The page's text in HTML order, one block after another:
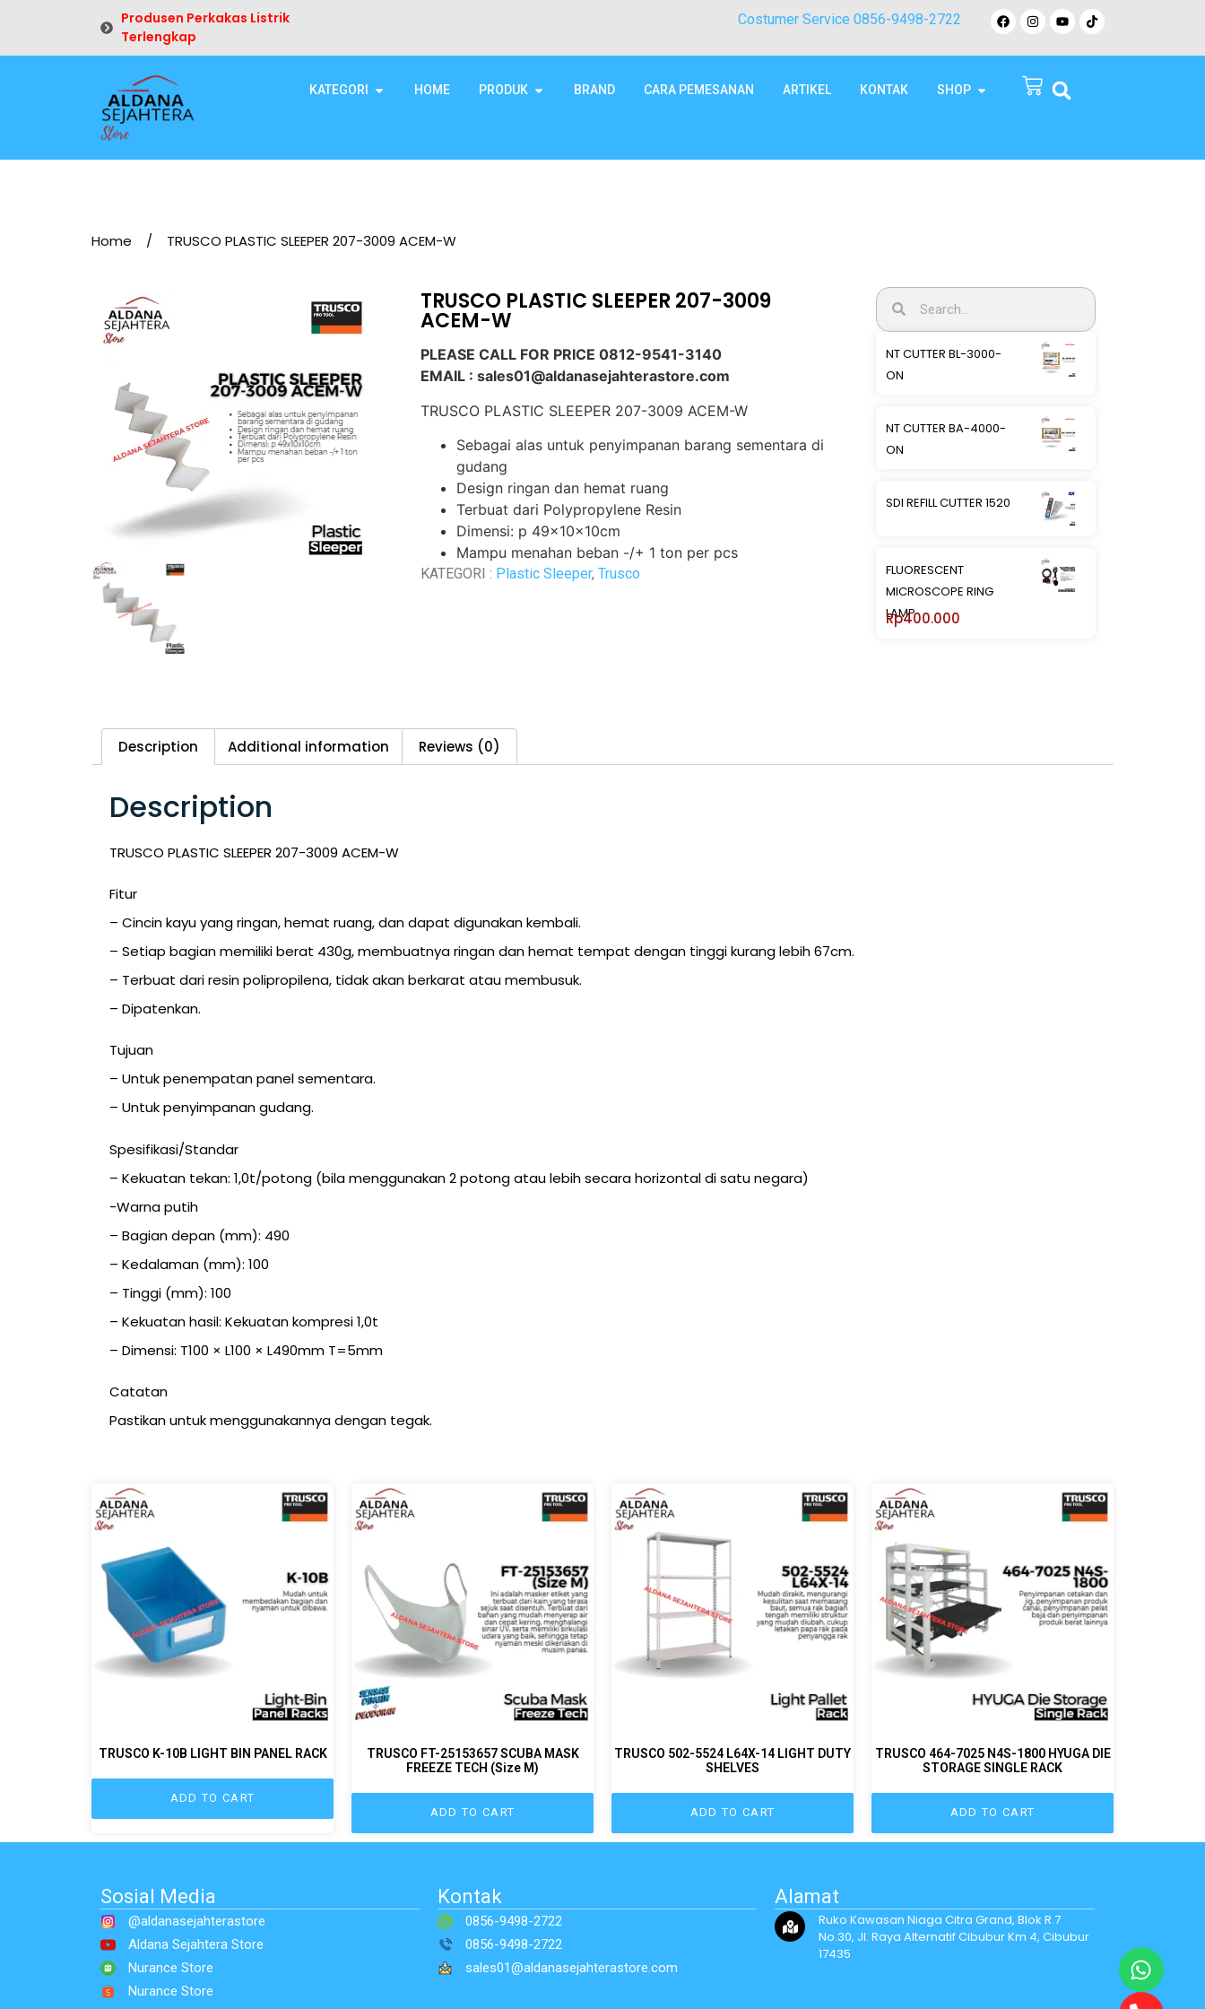
Produsen Perkakas Listrik
Terlengkap
Costumer Service 0856-9498-2722
KATEGORI HOME PRODUK BRAND CARA PEMESANAN ARTIKEL KONTAK SHOP
Home / TRUSCO PLASTIC SLEEPER 207-3009 ACEM-W
TRUSCO PLASTIC SLEEPER 207-3009
ACEM-W
PLEASE CALL FOR PRICE 0812-9541-3140
EMAIL : sales01@aldanasejahterastore.com
TRUSCO PLASTIC SLEEPER 207-3009 ACEM-W
Sebagai alas untuk penyimpanan barang sementara di
gudang
Design ringan dan hemat ruang
Terbuat dari Polypropylene Resin
Dimensi: p 49x10x10cm
Mampu menahan beban -/+ 1 ton per pcs
KATEGORI : Plastic Sleeper, Trusco
NT CUTTER BL-3000-
ON
NT CUTTER BA-4000-
ON
SDI REFILL CUTTER 1520
FLUORESCENT
MICROSCOPE RING
LAMP
Rp400.000
Description Additional information Reviews (0)
Description
TRUSCO PLASTIC SLEEPER 207-3009 ACEM-W
Fitur
– Cincin kayu yang ringan, hemat ruang, dan dapat digunakan kembali.
– Setiap bagian memiliki berat 430g, membuatnya ringan dan hemat tempat dengan tinggi kurang lebih 67cm.
– Terbuat dari resin polipropilena, tidak akan berkarat atau membusuk.
– Dipatenkan.
Tujuan
– Untuk penempatan panel sementara.
– Untuk penyimpanan gudang.
Spesifikasi/Standar
– Kekuatan tekan: 1,0t/potong (bila menggunakan 2 potong atau lebih secara horizontal di satu negara)
-Warna putih
– Bagian depan (mm): 490
– Kedalaman (mm): 100
– Tinggi (mm): 100
– Kekuatan hasil: Kekuatan kompresi 1,0t
– Dimensi: T100 × L100 × L490mm T=5mm
Catatan
Pastikan untuk menggunakannya dengan tegak.
TRUSCO K-10B LIGHT BIN PANEL RACK
ADD TO CART
TRUSCO FT-25153657 SCUBA MASK
FREEZE TECH (Size M)
ADD TO CART
TRUSCO 502-5524 L64X-14 LIGHT DUTY
SHELVES
ADD TO CART
TRUSCO 464-7025 N4S-1800 HYUGA DIE
STORAGE SINGLE RACK
ADD TO CART
Sosial Media
@aldanasejahterastore
Aldana Sejahtera Store
Nurance Store
Nurance Store
Kontak
0856-9498-2722
0856-9498-2722
sales01@aldanasejahterastore.com
Alamat
Ruko Kawasan Niaga Citra Grand, Blok R.7
No.30, Jl. Raya Alternatif Cibubur Km 4, Cibubur
17435